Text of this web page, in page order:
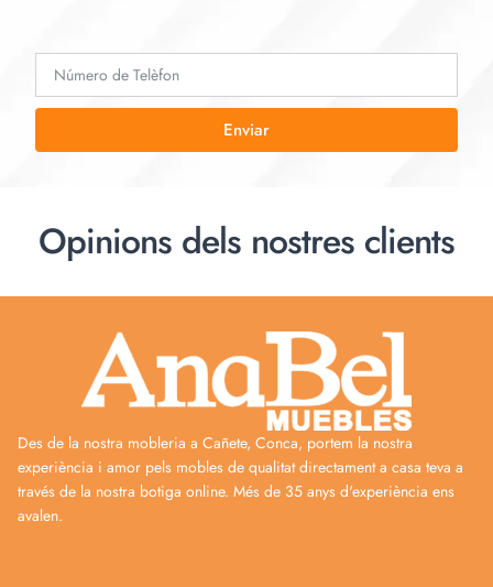
Enviar
Opinions dels nostres clients
Des de la nostra mobleria a Cañete, Conca, portem la nostra
experiència i amor pels mobles de qualitat directament a casa teva a
través de la nostra botiga online. Més de 35 anys d'experiència ens
avalen.